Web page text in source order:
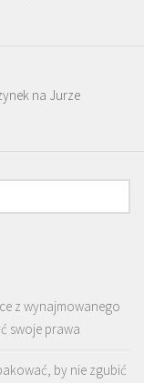
na Jurze
z wynajmowanego
swoje prawa
by nie zgubić